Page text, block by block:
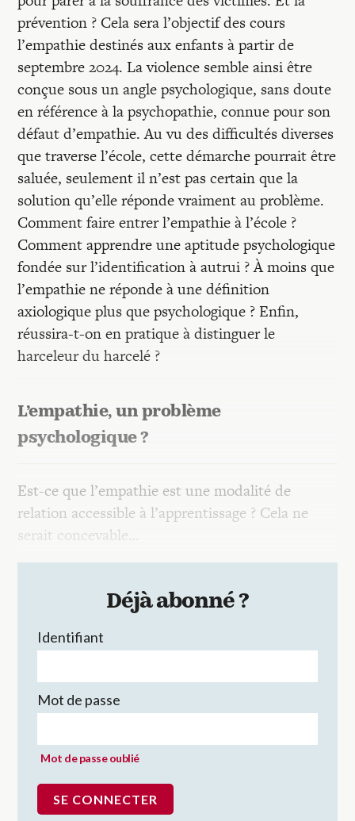
prévention ? Cela sera l’objectif des cours
l’empathie destinés aux enfants à partir de
septembre 2024. La violence semble ainsi être
conçue sous un angle psychologique, sans doute
en référence à la psychopathie, connue pour son
défaut d’empathie. Au vu des difficultés diverses
que traverse l’école, cette démarche pourrait être
saluée, seulement il n’est pas certain que la
solution qu’elle réponde vraiment au problème.
Comment faire entrer l’empathie à l’école ?
Comment apprendre une aptitude psychologique
fondée sur l’identification à autrui ? À moins que
l’empathie ne réponde à une définition
axiologique plus que psychologique ? Enfin,
réussira-t-on en pratique à distinguer le
harceleur du harcelé ?
L’empathie, un problème
psychologique ?
Est-ce que l’empathie est une modalité de
relation accessible à l’apprentissage ? Cela ne
serait concevable…
Déjà abonné ?
Identifiant
Mot de passe
Mot de passe oublié